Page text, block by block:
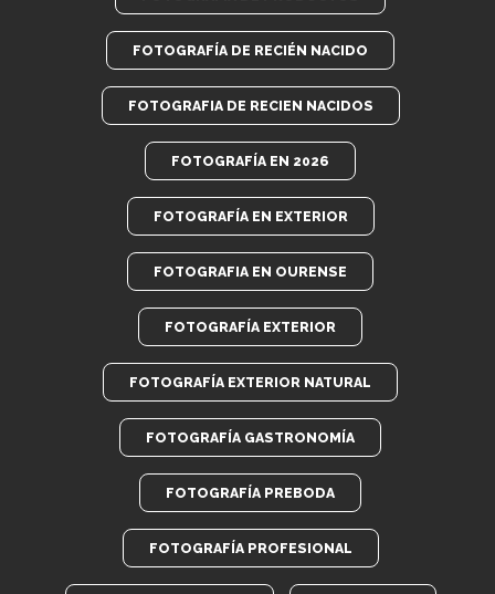
FOTOGRAFÍA DE RECIÉN NACIDO
FOTOGRAFIA DE RECIEN NACIDOS
FOTOGRAFÍA EN 2026
FOTOGRAFÍA EN EXTERIOR
FOTOGRAFIA EN OURENSE
FOTOGRAFÍA EXTERIOR
FOTOGRAFÍA EXTERIOR NATURAL
FOTOGRAFÍA GASTRONOMÍA
FOTOGRAFÍA PREBODA
FOTOGRAFÍA PROFESIONAL